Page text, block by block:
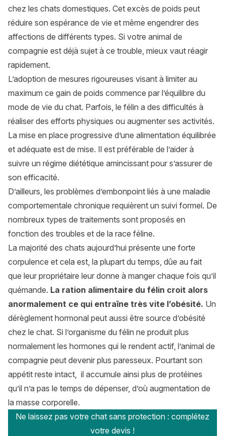
chez les chats domestiques. Cet excès de poids peut
réduire son espérance de vie et même engendrer des
affections de différents types. Si votre animal de
compagnie est déjà sujet à ce trouble, mieux vaut réagir
rapidement.
L’adoption de mesures rigoureuses visant à limiter au
maximum ce gain de poids commence par l’équilibre du
mode de vie du chat. Parfois, le félin a des difficultés à
réaliser des efforts physiques ou augmenter ses activités.
La mise en place progressive d’une alimentation équilibrée
et adéquate est de mise. Il est préférable de l’aider à
suivre un régime diététique amincissant pour s’assurer de
son efficacité.
D’ailleurs, les problèmes d’embonpoint liés à une maladie
comportementale chronique requièrent un suivi formel. De
nombreux types de traitements sont proposés en
fonction des troubles et de la race féline.
La majorité des chats aujourd’hui présente une forte
corpulence et cela est, la plupart du temps, dûe au fait
que leur propriétaire leur donne à manger chaque fois qu’il
quémande. La ration alimentaire du félin croit alors
anormalement ce qui entraîne très vite l’obésité. Un
dérèglement hormonal peut aussi être source d’obésité
chez le chat. Si l’organisme du félin ne produit plus
normalement les hormones qui le rendent actif, l’animal de
compagnie peut devenir plus paresseux. Pourtant son
appétit reste intact, il accumule ainsi plus de protéines
qu’il n’a pas le temps de dépenser, d’où augmentation de
la masse corporelle.
Ne laissez pas votre chat sans protection : complétez
votre devis !